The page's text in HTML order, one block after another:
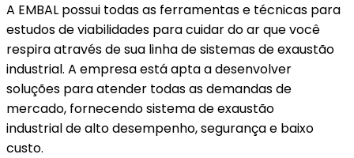
A EMBAL possui todas as ferramentas e técnicas para
estudos de viabilidades para cuidar do ar que você
respira através de sua linha de sistemas de exaustão
industrial. A empresa está apta a desenvolver
soluções para atender todas as demandas de
mercado, fornecendo sistema de exaustão
industrial de alto desempenho, segurança e baixo
custo.